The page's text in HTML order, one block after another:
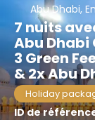
Abu Dhabi,
7 nuits
Abu Dhabi
3 Green
& 2x Abu
Holiday
ID de